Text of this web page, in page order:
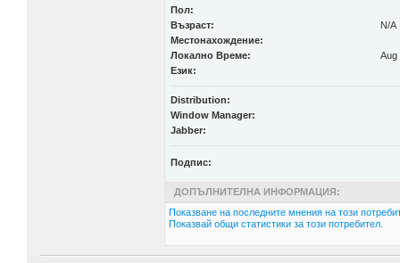
Пол:
Възраст:
N/A
Местонахождение:
Локално Време:
Aug
Език:
Distribution:
Window Manager:
Jabber:
Подпис:
ДОПЪЛНИТЕЛНА ИНФОРМАЦИЯ:
Показване на последните мнения на този
Показвай общи статистики за този потребител.